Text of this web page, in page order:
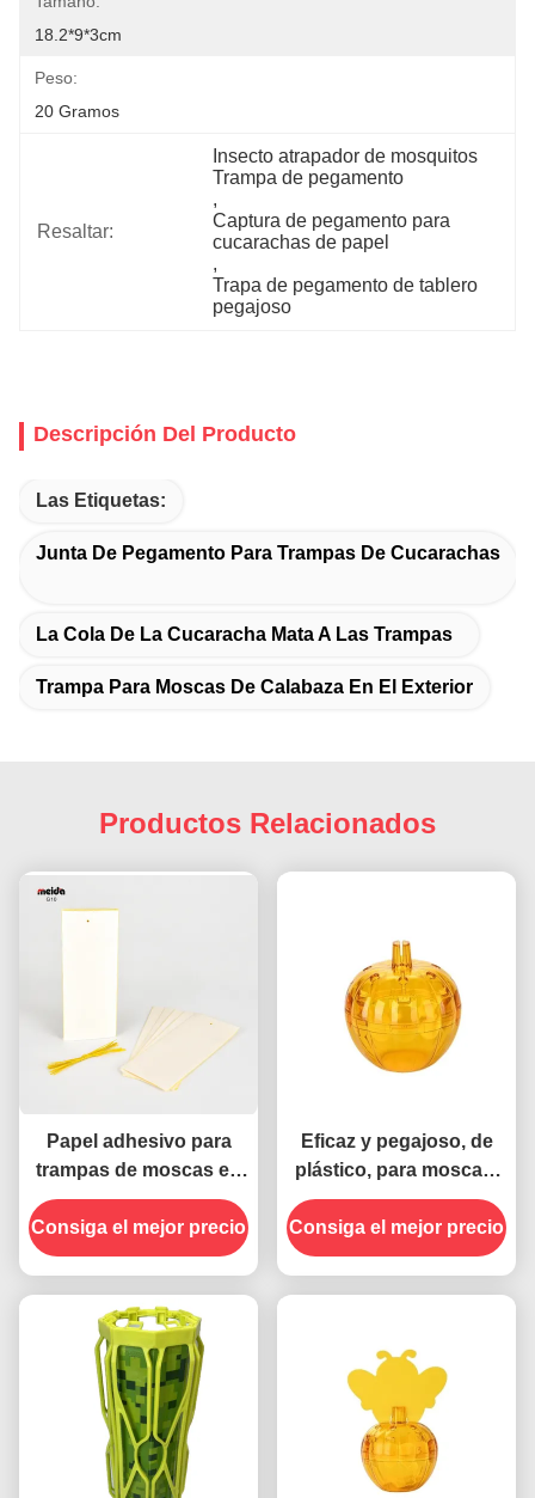
18.2*9*3cm
Peso:
20 Gramos
Resaltar:
Insecto atrapador de mosquitos
Trampa de pegamento
,
Captura de pegamento para
cucarachas de papel
,
Trapa de pegamento de tablero
pegajoso
Descripción Del Producto
Las Etiquetas:
Junta De Pegamento Para Trampas De Cucarachas
La Cola De La Cucaracha Mata A Las Trampas
Trampa Para Moscas De Calabaza En El Exterior
Productos Relacionados
Papel adhesivo para
trampas de moscas en
interiores y exteriores
para un control eficaz y
seguro de plagas
Consiga el mejor precio
Eficaz y pegajoso, de
plástico, para moscas,
frutas, insectos y
termitas, trampa de 480
horas de uso, sin
Consiga el mejor precio